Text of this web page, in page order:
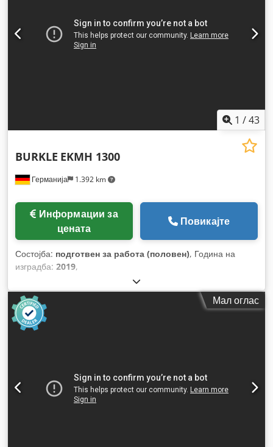
1 /43
Германија 1.392 km
BURKLE EKMH 1300
цената
Повикајте
Состојба: подготвен за работа (половен), Година на
изградба: 2019,
Мал оглас